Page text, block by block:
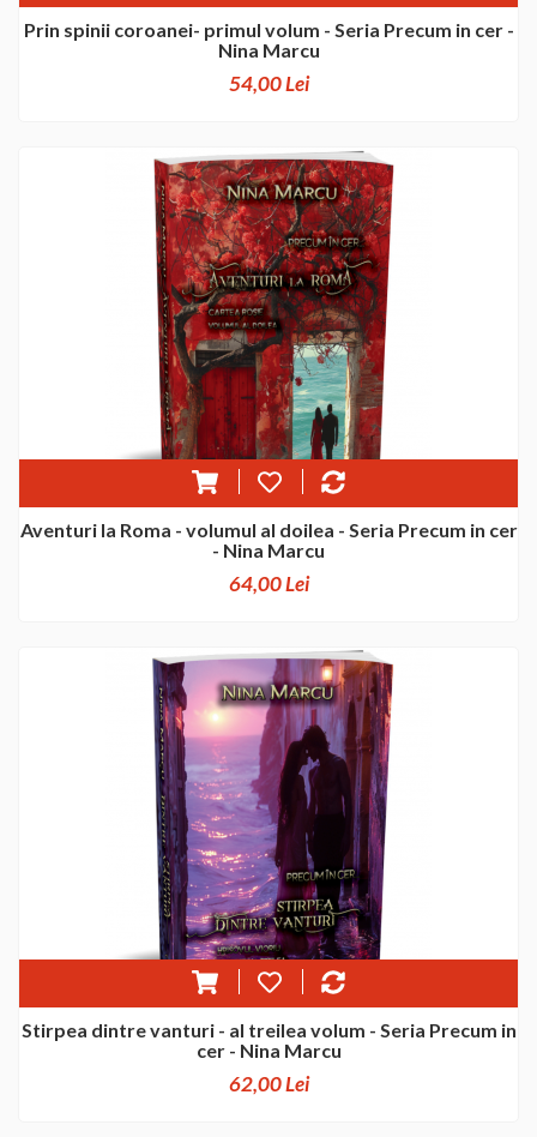
Prin spinii coroanei- primul volum - Seria Precum in cer -
Nina Marcu
54,00 Lei
Aventuri la Roma - volumul al doilea - Seria Precum in cer
- Nina Marcu
64,00 Lei
Stirpea dintre vanturi - al treilea volum - Seria Precum in
cer - Nina Marcu
62,00 Lei